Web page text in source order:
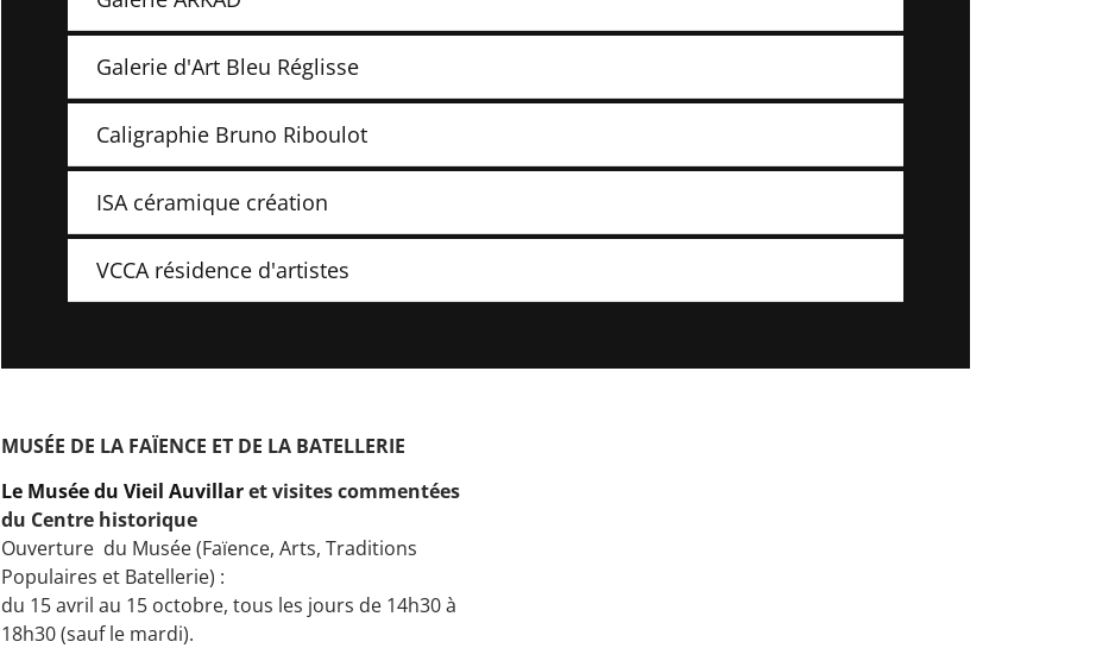
Galerie d'Art Bleu Réglisse
Caligraphie Bruno Riboulot
ISA céramique création
VCCA résidence d'artistes
MUSÉE DE LA FAÏENCE ET DE LA BATELLERIE
Le Musée du Vieil Auvillaret visites commentées
du Centre historique
Ouverture du Musée (Faïence, Arts, Traditions
Populaires et Batellerie) :
du 15 avril au 15 octobre, tous les jours de 14h30 à
18h30 (sauf le mardi).